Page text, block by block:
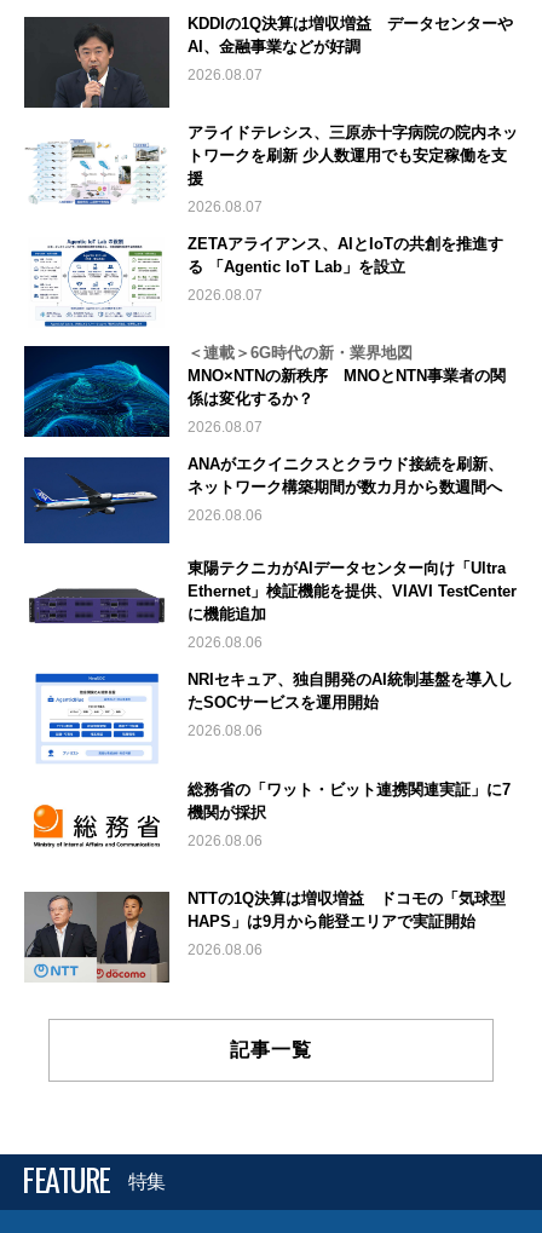
KDDIの1Q決算は増収増益 データセンターや
AI、金融事業などが好調
2026.08.07
アライドテレシス、三原赤十字病院の院内ネッ
トワークを刷新 少人数運用でも安定稼働を支
援
2026.08.07
ZETAアライアンス、AIとIoTの共創を推進す
る 「Agentic IoT Lab」を設立
2026.08.07
＜連載＞6G時代の新・業界地図
MNO×NTNの新秩序 MNOとNTN事業者の関
係は変化するか？
2026.08.07
ANAがエクイニクスとクラウド接続を刷新、
ネットワーク構築期間が数カ月から数週間へ
2026.08.06
東陽テクニカがAIデータセンター向け「Ultra
Ethernet」検証機能を提供、VIAVI TestCenter
に機能追加
2026.08.06
NRIセキュア、独自開発のAI統制基盤を導入し
たSOCサービスを運用開始
2026.08.06
総務省の「ワット・ビット連携関連実証」に7
機関が採択
2026.08.06
NTTの1Q決算は増収増益 ドコモの「気球型
HAPS」は9月から能登エリアで実証開始
2026.08.06
記事一覧
FEATURE 特集